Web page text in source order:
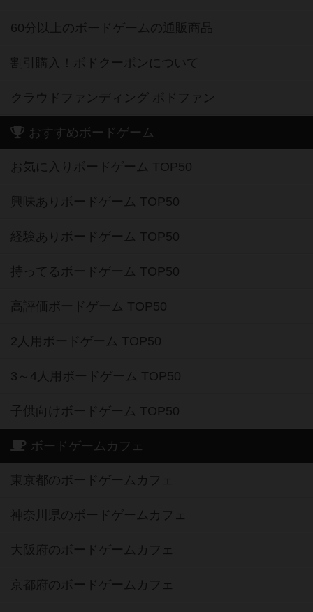
60分以上のボードゲームの通販商品
割引購入！ボドクーポンについて
クラウドファンディング ボドファン
おすすめボードゲーム
お気に入りボードゲーム TOP50
興味ありボードゲーム TOP50
経験ありボードゲーム TOP50
持ってるボードゲーム TOP50
高評価ボードゲーム TOP50
2人用ボードゲーム TOP50
3～4人用ボードゲーム TOP50
子供向けボードゲーム TOP50
ボードゲームカフェ
東京都のボードゲームカフェ
神奈川県のボードゲームカフェ
大阪府のボードゲームカフェ
京都府のボードゲームカフェ